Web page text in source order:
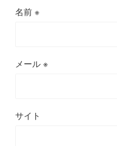
名前 ※
メール ※
サイト